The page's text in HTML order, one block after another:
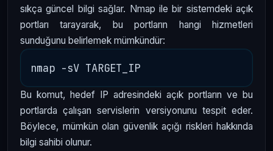
sıkça güncel bilgi sağlar. Nmap ile bir sistemdeki açık
portları tarayarak, bu portların hangi hizmetleri
sunduğunu belirlemek mümkündür:
Bu komut, hedef IP adresindeki açık portların ve bu
portlarda çalışan servislerin versiyonunu tespit eder.
Böylece, mümkün olan güvenlik açığı riskleri hakkında
bilgi sahibi olunur.